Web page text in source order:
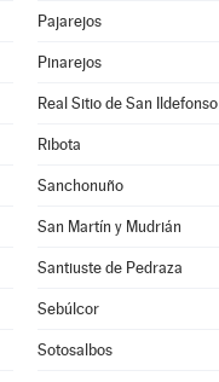
Pajarejos
Pinarejos
Real Sitio de San Ildefonso
Ribota
Sanchonuño
San Martín y Mudrián
Santiuste de Pedraza
Sebúlcor
Sotosalbos